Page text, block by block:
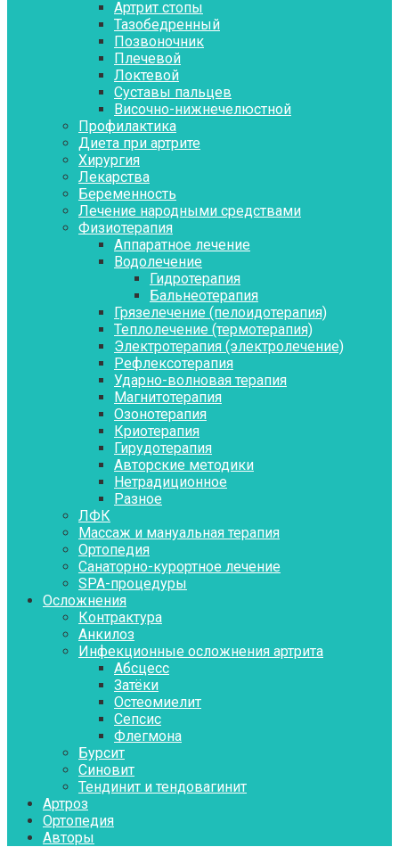
Артрит стопы
Тазобедренный
Позвоночник
Плечевой
Локтевой
Суставы пальцев
Височно-нижнечелюстной
Профилактика
Диета при артрите
Хирургия
Лекарства
Беременность
Лечение народными средствами
Физиотерапия
Аппаратное лечение
Водолечение
Гидротерапия
Бальнеотерапия
Грязелечение (пелоидотерапия)
Теплолечение (термотерапия)
Электротерапия (электролечение)
Рефлексотерапия
Ударно-волновая терапия
Магнитотерапия
Озонотерапия
Криотерапия
Гирудотерапия
Авторские методики
Нетрадиционное
Разное
ЛФК
Массаж и мануальная терапия
Ортопедия
Санаторно-курортное лечение
SPA-процедуры
Осложнения
Контрактура
Aнкилоз
Инфекционные осложнения артрита
Абсцесс
Затёки
Остеомиелит
Сепсис
Флегмона
Бурсит
Синовит
Тендинит и тендовагинит
Артроз
Ортопедия
Авторы